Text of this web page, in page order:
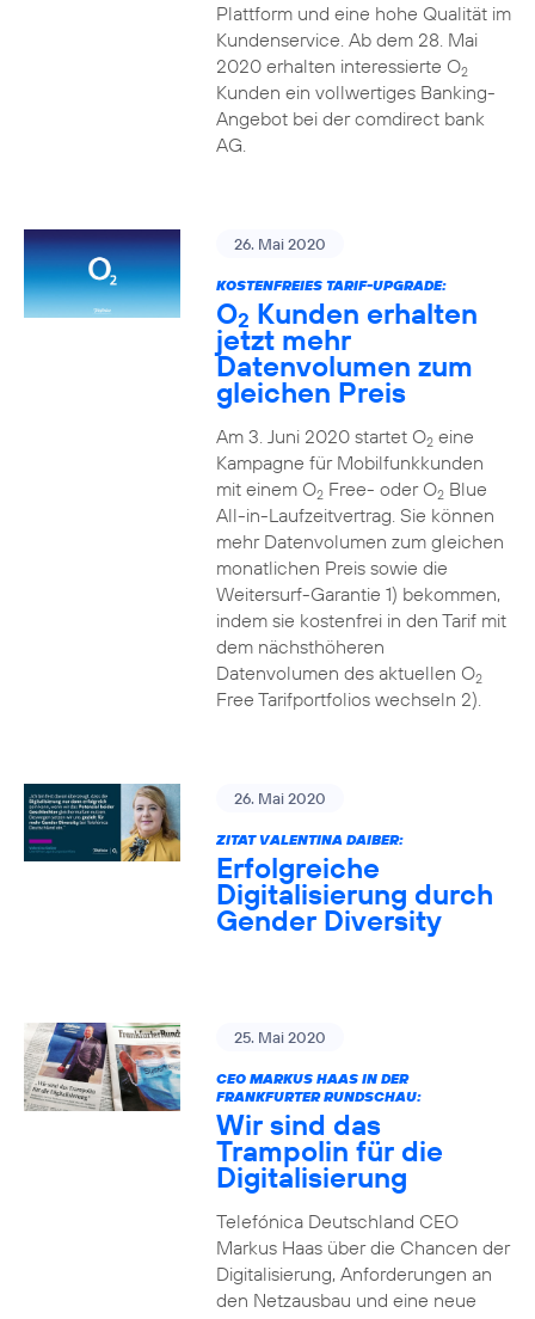
Plattform und eine hohe Qualität im
Kundenservice. Ab dem 28. Mai
2020 erhalten interessierte O2
Kunden ein vollwertiges Banking-
Angebot bei der comdirect bank
AG.
26. Mai 2020
KOSTENFREIES TARIF-UPGRADE:
O2 Kunden erhalten
jetzt mehr
Datenvolumen zum
gleichen Preis
Am 3. Juni 2020 startet O2eine
Kampagne für Mobilfunkkunden
mit einem O2Free- oder O2Blue
All-in-Laufzeitvertrag. Sie können
mehr Datenvolumen zum gleichen
monatlichen Preis sowie die
Weitersurf-Garantie 1) bekommen,
indem sie kostenfrei in den Tarif mit
dem nächsthöheren
Datenvolumen des aktuellen O2
Free Tarifportfolios wechseln 2).
26. Mai 2020
ZITAT VALENTINA DAIBER:
Erfolgreiche
Digitalisierung durch
Gender Diversity
25. Mai 2020
CEO MARKUS HAAS IN DER
FRANKFURTER RUNDSCHAU:
Wir sind das
Trampolin für die
Digitalisierung
Telefónica Deutschland CEO
Markus Haas über die Chancen der
Digitalisierung, Anforderungen an
den Netzausbau und eine neue